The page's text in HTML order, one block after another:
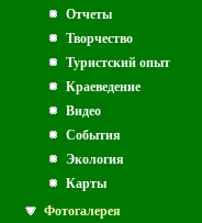
Отчеты
Творчество
Туристский опыт
Краеведение
Видео
События
Экология
Карты
Фотогалерея